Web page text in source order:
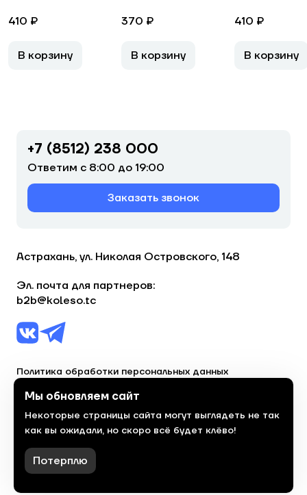
410 ₽
В корзину
370 ₽
В корзину
410 ₽
В корзину
+7 (8512) 238 000
Ответим с 8:00 до 19:00
Заказать звонок
Астрахань, ул. Николая Островского, 148
Эл. почта для партнеров:
b2b@koleso.tc
Политика обработки персональных данных
© 2023, торгово-сервисная сеть «Колесо»
Политика конфиденциальности
Сделано
красиво
Мы обновляем сайт
Некоторые страницы сайта могут выглядеть не так
как вы ожидали, но скоро всё будет клёво!
Потерплю